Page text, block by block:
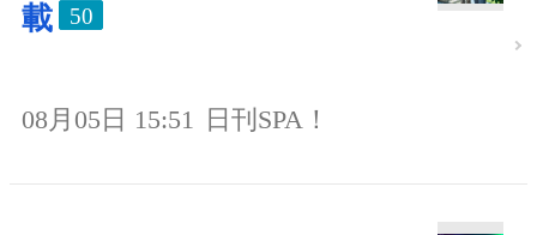
載
50
08月05日 15:51 日刊SPA！